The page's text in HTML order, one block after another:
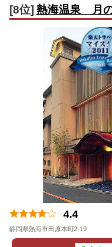
[8位] 熱海温泉 月
4.4
静岡県熱海市田原本町2-19